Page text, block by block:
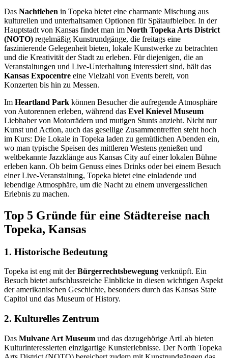
Das Nachtleben in Topeka bietet eine charmante Mischung aus
kulturellen und unterhaltsamen Optionen für Spätaufbleiber. In der
Hauptstadt von Kansas findet man im North Topeka Arts District
(NOTO) regelmäßig Kunstrundgänge, die freitags eine
faszinierende Gelegenheit bieten, lokale Kunstwerke zu betrachten
und die Kreativität der Stadt zu erleben. Für diejenigen, die an
Veranstaltungen und Live-Unterhaltung interessiert sind, hält das
Kansas Expocentre eine Vielzahl von Events bereit, von
Konzerten bis hin zu Messen.
Im Heartland Park können Besucher die aufregende Atmosphäre
von Autorennen erleben, während das Evel Knievel Museum
Liebhaber von Motorrädern und mutigen Stunts anzieht. Nicht nur
Kunst und Action, auch das gesellige Zusammentreffen steht hoch
im Kurs: Die Lokale in Topeka laden zu gemütlichen Abenden ein,
wo man typische Speisen des mittleren Westens genießen und
weltbekannte Jazzklänge aus Kansas City auf einer lokalen Bühne
erleben kann. Ob beim Genuss eines Drinks oder bei einem Besuch
einer Live-Veranstaltung, Topeka bietet eine einladende und
lebendige Atmosphäre, um die Nacht zu einem unvergesslichen
Erlebnis zu machen.
Top 5 Gründe für eine Städtereise nach
Topeka, Kansas
1. Historische Bedeutung
Topeka ist eng mit derBürgerrechtsbewegung verknüpft. Ein
Besuch bietet aufschlussreiche Einblicke in diesen wichtigen Aspekt
der amerikanischen Geschichte, besonders durch das Kansas State
Capitol und das Museum of History.
2. Kulturelles Zentrum
Das Mulvane Art Museum und das dazugehörige ArtLab bieten
Kulturinteressierten einzigartige Kunsterlebnisse. Der North Topeka